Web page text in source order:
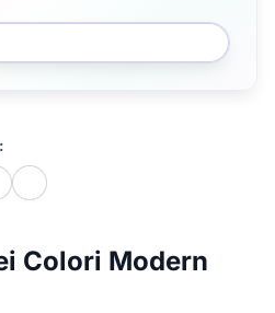
Colori Modern